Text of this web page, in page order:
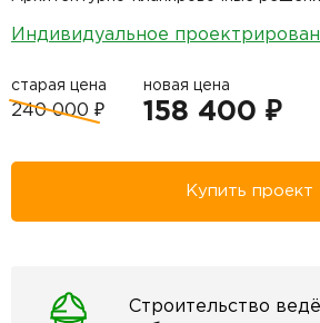
Индивидуальное
старая цена
240 000 ₽
новая цена
158 400 ₽
Купить проект
Строительство